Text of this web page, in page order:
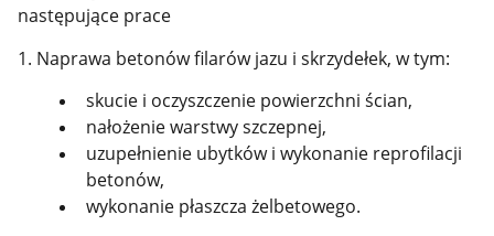
następujące prace
1. Naprawa betonów filarów jazu i skrzydełek, w tym:
skucie i oczyszczenie powierzchni ścian,
nałożenie warstwy szczepnej,
uzupełnienie ubytków i wykonanie reprofilacji
betonów,
wykonanie płaszcza żelbetowego.